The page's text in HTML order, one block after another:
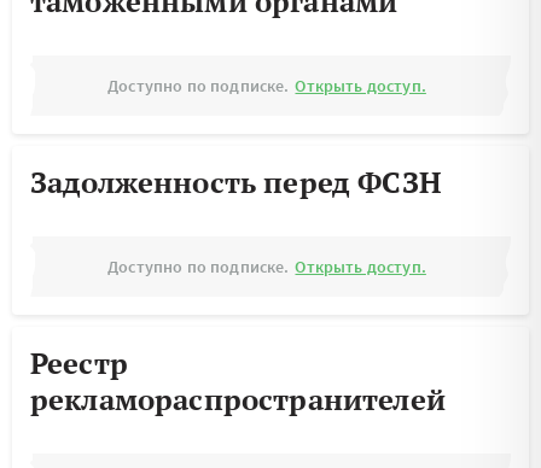
Доступно по подписке. Открыть доступ.
Задолженность перед ФСЗН
Доступно по подписке. Открыть доступ.
Реестр
рекламораспространителей